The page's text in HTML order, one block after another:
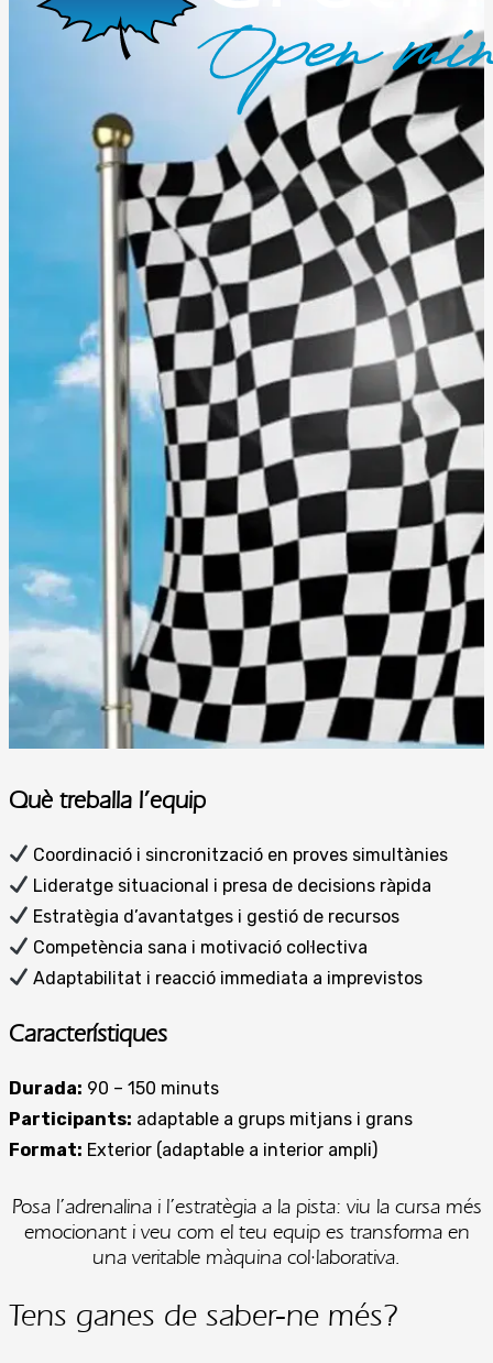
Què treballa l’equip
Coordinació i sincronització en proves simultànies
Lideratge situacional i presa de decisions ràpida
Estratègia d’avantatges i gestió de recursos
Competència sana i motivació col·lectiva
Adaptabilitat i reacció immediata a imprevistos
Característiques
Durada: 90 – 150 minuts
Participants: adaptable a grups mitjans i grans
Format: Exterior (adaptable a interior ampli)
Posa l’adrenalina i l’estratègia a la pista: viu la cursa més
emocionant i veu com el teu equip es transforma en
una veritable màquina col·laborativa.
Tens ganes de saber-ne més?